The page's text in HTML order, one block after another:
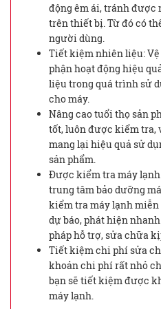
động êm ái, tránh được
trên thiết bị. Từ đó có
người dùng.
Tiết kiệm nhiên liệu:
phận hoạt động hiệu
liệu trong quá trình sử
cho máy.
Nâng cao tuổi thọ sản
tốt, luôn được kiểm tra,
mang lại hiệu quả sử
sản phẩm.
Được kiểm tra máy
trung tâm bảo dưỡng
kiểm tra máy lạnh
dự báo, phát hiện
pháp hỗ trợ, sửa chữa
Tiết kiệm chi phí sửa
khoản chi phí rất nhỏ
bạn sẽ tiết kiệm được
máy lạnh.